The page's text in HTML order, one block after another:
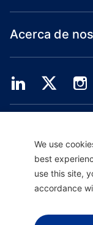
Acerca de
Providence Health
depende de la
Aviso sobre prácticas de
We use
best
use this site,
accordance